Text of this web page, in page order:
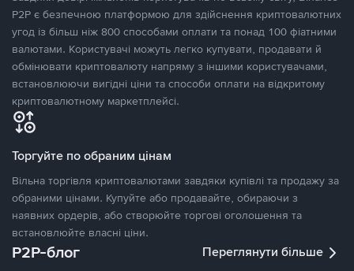
P2P є безпечною платформою для здійснення криптовалютних
угод із більш ніж 800 способами оплати та понад 100 фіатними
валютами. Користувачі можуть легко купувати, продавати й
обмінювати криптовалюту напряму з іншими користувачами,
встановлюючи вигідні ціни та способи оплати на відкритому
криптовалютному маркетплейсі.
Торгуйте по обраним цінам
Вільна торгівля криптовалютами завдяки купівлі та продажу за
обраними цінами. Купуйте або продавайте, обираючи з
наявних ордерів, або створюйте торгові оголошення та
встановлюйте власні ціни.
P2P-блог Переглянути більше